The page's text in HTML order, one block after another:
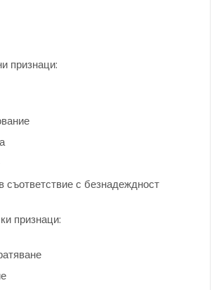
признаци:
съответствие с безнадеждност
признаци: